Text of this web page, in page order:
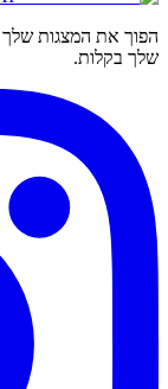
שלך בקלות.